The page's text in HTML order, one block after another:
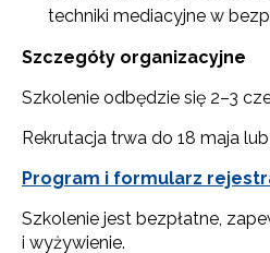
techniki mediacyjne w
Szczegóły organizacyjne
Szkolenie odbędzie się 2–3
Rekrutacja trwa do 18 maja
Program i formularz
Szkolenie jest bezpłatne,
i wyżywienie.